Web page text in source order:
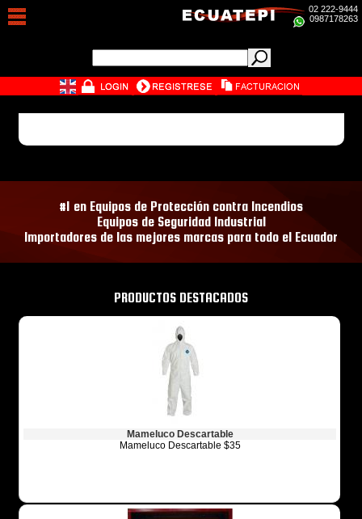
02 222-9444
0987178263
#1 en Equipos de Protección contra Incendios
Equipos de Seguridad Industrial
Importadores de las mejores marcas para todo el Ecuador
PRODUCTOS DESTACADOS
Mameluco Descartable
Mameluco Descartable $35